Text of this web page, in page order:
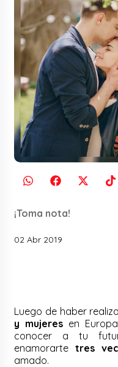
¡Toma nota!
02 Abr 2019
Luego de haber
y mujeres en
conocer a tu
enamorartetres
amado.